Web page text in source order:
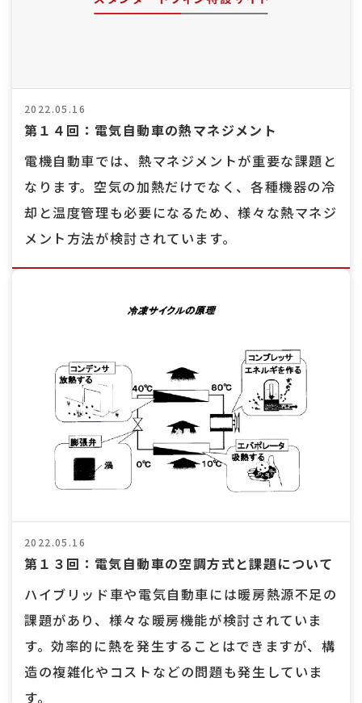
2022.05.16
第１４回：電気自動車の熱マネジメント
電機自動車では、熱マネジメントが重要な課題と
なります。空気の加熱だけでなく、各種機器の冷
却と温度管理も必要になるため、様々な熱マネジ
メント方法が検討されています。
2022.05.16
第１３回：電気自動車の空調方式と課題について
ハイブリッド車や電気自動車には暖房熱源不足の
課題があり、様々な暖房機能が検討されていま
す。効率的に熱を発生することはできますが、構
造の複雑化やコストなどの問題も発生していま
す。